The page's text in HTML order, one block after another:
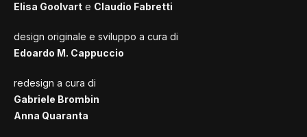
Elisa Goolvart e Claudio Fabretti
design originale e sviluppo a cura di
Edoardo M. Cappuccio
redesign a cura di
Gabriele Brombin
Anna Quaranta